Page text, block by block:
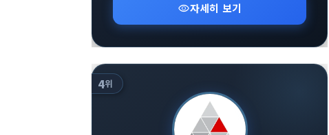
visibility자세히 보기
4위